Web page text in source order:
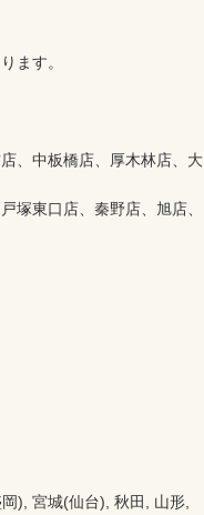
ます。
、中板橋店、厚木林店、大
塚東口店、秦野店、旭店、
), 宮城(仙台), 秋田, 山形,